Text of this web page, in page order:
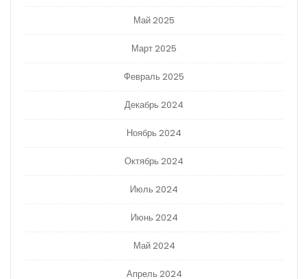
Май 2025
Март 2025
Февраль 2025
Декабрь 2024
Ноябрь 2024
Октябрь 2024
Июль 2024
Июнь 2024
Май 2024
Апрель 2024